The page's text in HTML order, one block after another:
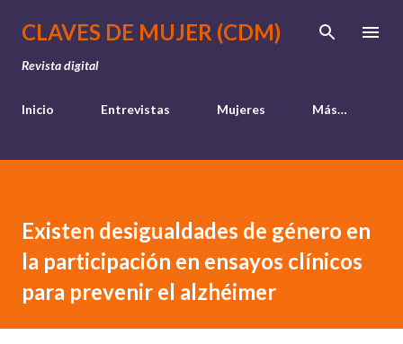
Ir al contenido principal
CLAVES DE MUJER (CDM)
Revista digital
Inicio Entrevistas Mujeres Más…
Existen desigualdades de género en
la participación en ensayos clínicos
para prevenir el alzhéimer